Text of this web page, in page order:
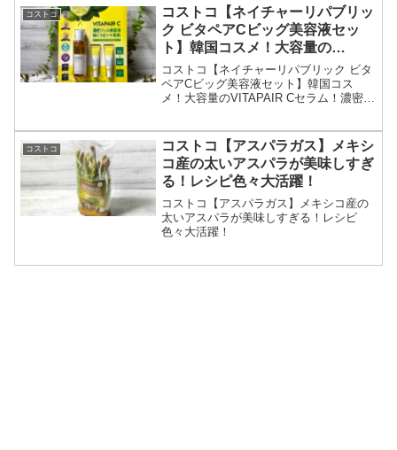
コストコ
コストコ【ネイチャーリパブリッ
ク ビタペアCビッグ美容液セッ
ト】韓国コスメ！大容量の
VITAPAIR Cセラム！濃密ジェル
美容液。
コストコ【ネイチャーリパブリック ビタ
ペアCビッグ美容液セット】韓国コス
メ！大容量のVITAPAIR Cセラム！濃密ジ
コストコ
コストコ【アスパラガス】メキシ
コ産の太いアスパラが美味しすぎ
る！レシピ色々大活躍！
コストコ【アスパラガス】メキシコ産の
太いアスパラが美味しすぎる！レシピ
色々大活躍！